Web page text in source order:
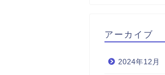
アーカイブ
2024年12月